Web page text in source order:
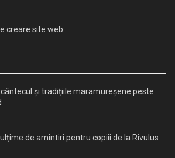
creare site web
cântecul și tradițiile maramureșene peste
de amintiri pentru copiii de la Rivulus